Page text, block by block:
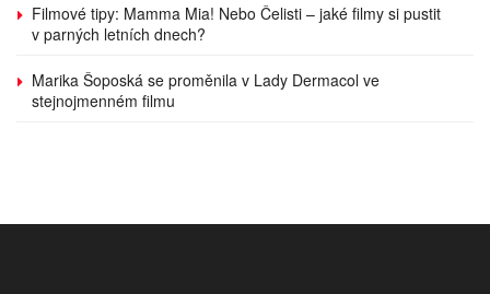
Filmové tipy: Mamma Mia! Nebo Čelisti – jaké filmy si pustit
v parných letních dnech?
Marika Šoposká se proměnila v Lady Dermacol ve
stejnojmenném filmu